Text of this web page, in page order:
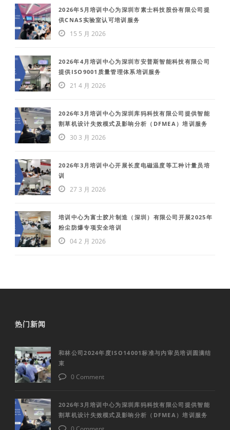
2026年5月培训中心为深圳市素士科技股份有限公司提
供CNAS实验室认可培训服务
15 5 月 2026
2026年4月培训中心为深圳市安普斯智能科技有限公司
提供ISO9001质量管理体系培训服务
21 4 月 2026
2026年3月培训中心为深圳库犸科技有限公司提供智能
割草机设计失效模式及影响分析（DFMEA）培训服务
30 3 月 2026
2026年3月培训中心开展长度电磁温度等工种计量员培
训
27 3 月 2026
培训中心为富士胶片制造（深圳）有限公司开展2025年
粉尘防爆专项安全培训
04 2 月 2026
热门新闻
和林公司2024年度ISO14001标准与内审员培训圆满结
束
0 Comment
2026年3月培训中心为深圳库犸科技有限公司提供智能
割草机设计失效模式及影响分析（DFMEA）培训服务